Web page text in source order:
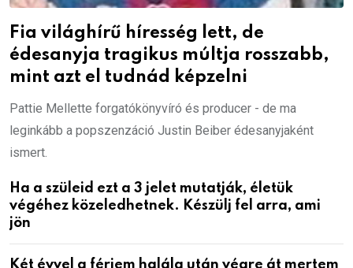
Fia világhírű híresség lett, de
édesanyja tragikus múltja rosszabb,
mint azt el tudnád képzelni
Pattie Mellette forgatókönyvíró és producer - de ma
leginkább a popszenzáció Justin Beiber édesanyjaként
ismert.
Ha a szüleid ezt a 3 jelet mutatják, életük
végéhez közeledhetnek. Készülj fel arra, ami
jön
Két évvel a férjem halála után végre át mertem